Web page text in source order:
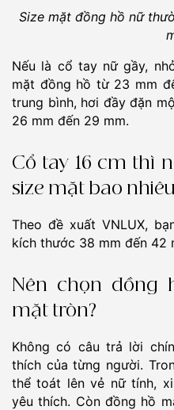
Size mặt đồng hồ nữ
Nếu là cổ tay nữ gầy,
mặt đồng hồ từ 23 mm
trung bình, hơi đầy đặn
26 mm đến 29 mm.
Cổ tay 16 cm thì
size mặt bao
Theo đề xuất VNLUX,
kích thước 38 mm đến 42
Nên chọn đồng
mặt tròn?
Không có câu trả lời
thích của từng người.
thể toát lên vẻ nữ tính,
yêu thích. Còn đồng hồ